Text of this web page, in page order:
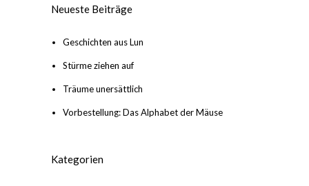
Neueste Beiträge
Geschichten aus Lun
Stürme ziehen auf
Träume unersättlich
Vorbestellung: Das Alphabet der Mäuse
Kategorien